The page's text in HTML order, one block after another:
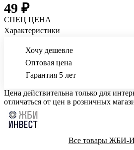
49 ₽
СПЕЦ ЦЕНА
Характеристики
Хочу дешевле
Оптовая цена
Гарантия 5 лет
Цена действительна только для
отличаться от цен в розничных
Все товары ЖБИ-